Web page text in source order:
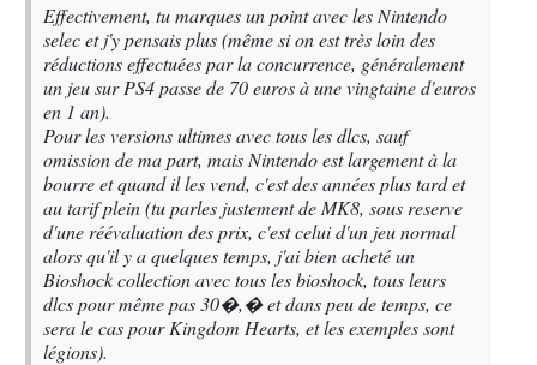
Effectivement, tu marques un point avec les Nintendo
selec et j'y pensais plus (même si on est très loin des
réductions effectuées par la concurrence, généralement
un jeu sur PS4 passe de 70 euros à une vingtaine d'euros
en 1 an).
Pour les versions ultimes avec tous les dlcs, sauf
omission de ma part, mais Nintendo est largement à la
bourre et quand il les vend, c'est des années plus tard et
au tarif plein (tu parles justement de MK8, sous reserve
d'une réévaluation des prix, c'est celui d'un jeu normal
alors qu'il y a quelques temps, j'ai bien acheté un
Bioshock collection avec tous les bioshock, tous leurs
dlcs pour même pas 30�,� et dans peu de temps, ce
sera le cas pour Kingdom Hearts, et les exemples sont
légions).